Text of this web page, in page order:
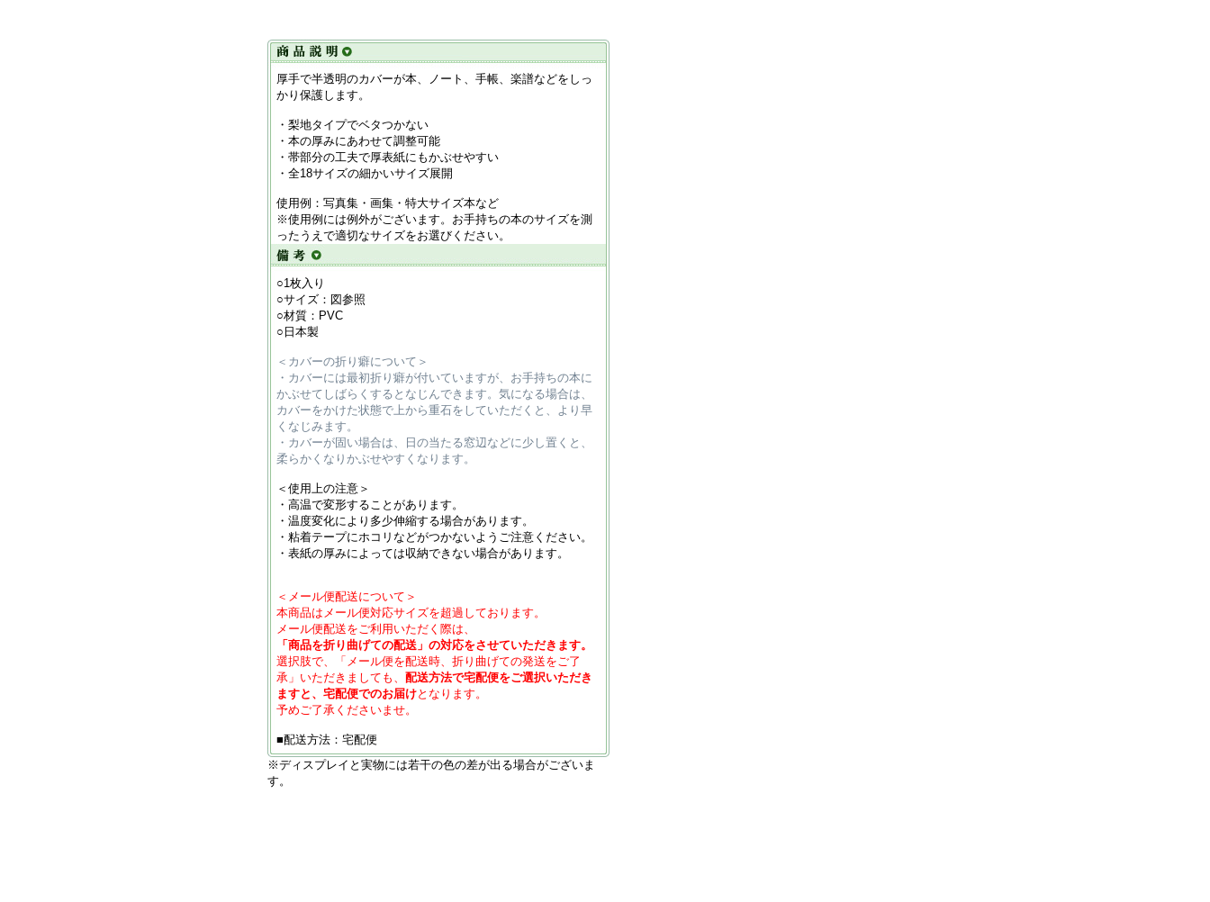
厚手で半透明のカバーが本、ノート、手帳、楽譜などをしっ
かり保護します。
・梨地タイプでベタつかない
・本の厚みにあわせて調整可能
・帯部分の工夫で厚表紙にもかぶせやすい
・全18サイズの細かいサイズ展開
使用例：写真集・画集・特大サイズ本など
※使用例には例外がございます。お手持ちの本のサイズを測
ったうえで適切なサイズをお選びください。
○1枚入り
○サイズ：図参照
○材質：PVC
○日本製
＜カバーの折り癖について＞
・カバーには最初折り癖が付いていますが、お手持ちの本に
かぶせてしばらくするとなじんできます。気になる場合は、
カバーをかけた状態で上から重石をしていただくと、より早
くなじみます。
・カバーが固い場合は、日の当たる窓辺などに少し置くと、
柔らかくなりかぶせやすくなります。
＜使用上の注意＞
・高温で変形することがあります。
・温度変化により多少伸縮する場合があります。
・粘着テープにホコリなどがつかないようご注意ください。
・表紙の厚みによっては収納できない場合があります。
＜メール便配送について＞
本商品はメール便対応サイズを超過しております。
メール便配送をご利用いただく際は、
「商品を折り曲げての配送」の対応をさせていただきます。
選択肢で、「メール便を配送時、折り曲げての発送をご了
承」いただきましても、 配送方法で宅配便をご選択いただき
ますと、宅配便でのお届けとなります。
予めご了承くださいませ。
■配送方法：宅配便
※ディスプレイと実物には若干の色の差が出る場合がございま
す。